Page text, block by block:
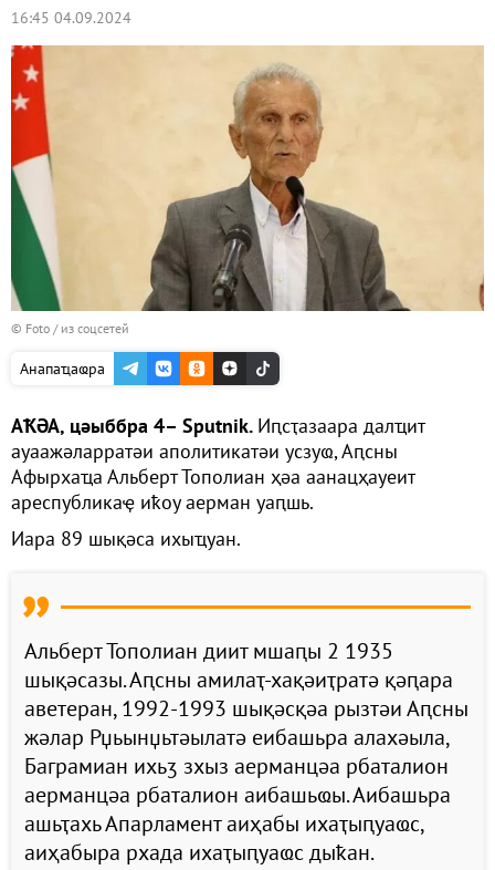
16:45 04.09.2024
© Foto / из соцсетей
Анапаҵаҩра
АҞӘА, цәыббра 4– Sputnik. Иԥсҭазаара далҵит
ауаажәларратәи аполитикатәи усзуҩ, Аԥсны
Афырхаҵа Альберт Тополиан ҳәа аанацҳауеит
ареспубликаҿ иҟоу аерман уаԥшь.
Иара 89 шықәса ихыҵуан.
Альберт Тополиан диит мшаԥы 2 1935
шықәсазы. Аԥсны амилаҭ-хақәиҭратә қәԥара
аветеран, 1992-1993 шықәсқәа рызтәи Аԥсны
жәлар Рџьынџьтәылатә еибашьра алахәыла,
Баграмиан ихьӡ зхыз аерманцәа рбаталион
аерманцәа рбаталион аибашьҩы. Аибашьра
ашьҭахь Апарламент аиҳабы ихаҭыԥуаҩс,
аиҳабыра рхада ихаҭыԥуаҩс дыҟан.